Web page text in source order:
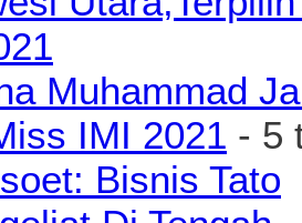
Muhammad
IMI 2021 - 5